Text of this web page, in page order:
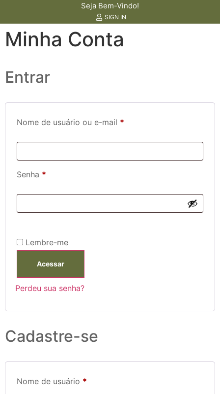
Seja Bem-Vindo!
SIGN IN
Minha Conta
Entrar
Nome de usuário ou e-mail *
Senha *
Lembre-me
Acessar
Perdeu sua senha?
Cadastre-se
Nome de usuário *